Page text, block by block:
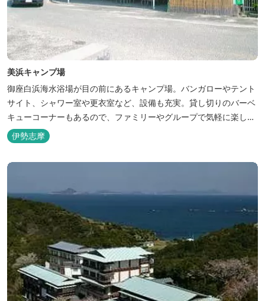
美浜キャンプ場
御座白浜海水浴場が目の前にあるキャンプ場。バンガローやテント
サイト、シャワー室や更衣室など、設備も充実。貸し切りのバーベ
キューコーナーもあるので、ファミリーやグループで気軽に楽しむ
ことができます。
伊勢志摩